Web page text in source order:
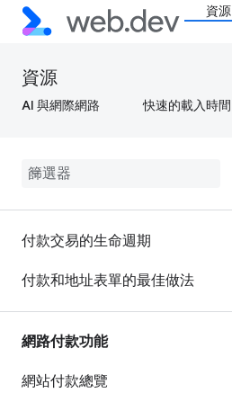
資源
資源
AI 與網際網路 快速的載入時間
付款交易的生命週期
付款和地址表單的最佳做法
網路付款功能
網站付款總覽